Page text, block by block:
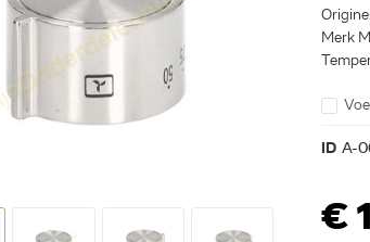
Merk
ID A-
€